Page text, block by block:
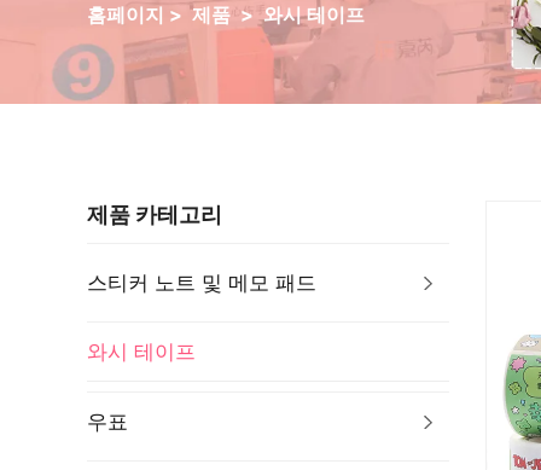
홈페이지 >제품 >와시 테이프
제품 카테고리
스티커 노트 및 메모 패드
와시 테이프
우표